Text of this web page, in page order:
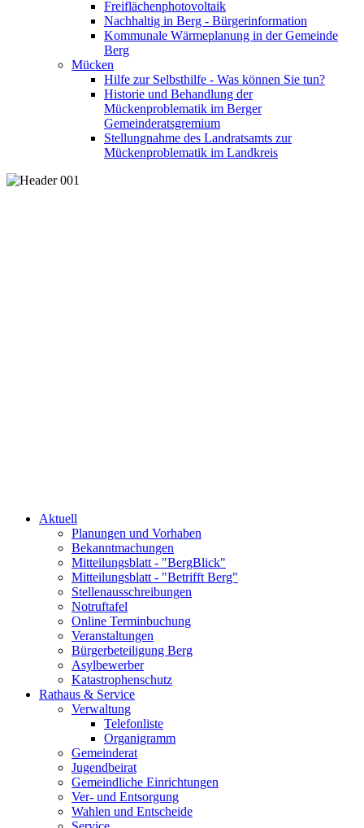
Freiflächenphotovoltaik
Nachhaltig in Berg - Bürgerinformation
Kommunale Wärmeplanung in der Gemeinde
Berg
Mücken
Hilfe zur Selbsthilfe - Was können Sie tun?
Historie und Behandlung der
Mückenproblematik im Berger
Gemeinderatsgremium
Stellungnahme des Landratsamts zur
Mückenproblematik im Landkreis
Aktuell
Planungen und Vorhaben
Bekanntmachungen
Mitteilungsblatt - "BergBlick"
Mitteilungsblatt - "Betrifft Berg"
Stellenausschreibungen
Notruftafel
Online Terminbuchung
Veranstaltungen
Bürgerbeteiligung Berg
Asylbewerber
Katastrophenschutz
Rathaus & Service
Verwaltung
Telefonliste
Organigramm
Gemeinderat
Jugendbeirat
Gemeindliche Einrichtungen
Ver- und Entsorgung
Wahlen und Entscheide